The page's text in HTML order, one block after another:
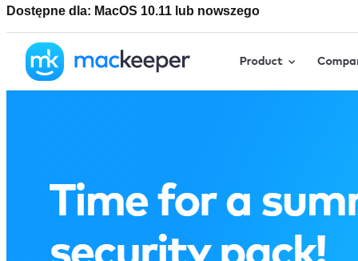
Dostępne dla: MacOS 10.11 lub nowszego